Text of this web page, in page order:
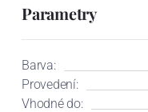
Parametry
Barva:
Provedení:
Vhodné do: